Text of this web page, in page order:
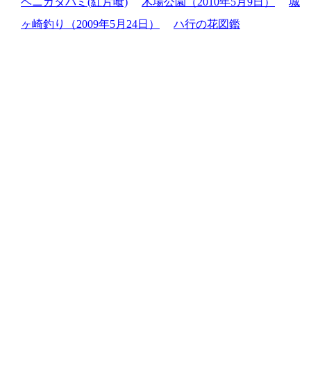
ヶ崎釣り（2009年5月24日）
ハ行の花図鑑